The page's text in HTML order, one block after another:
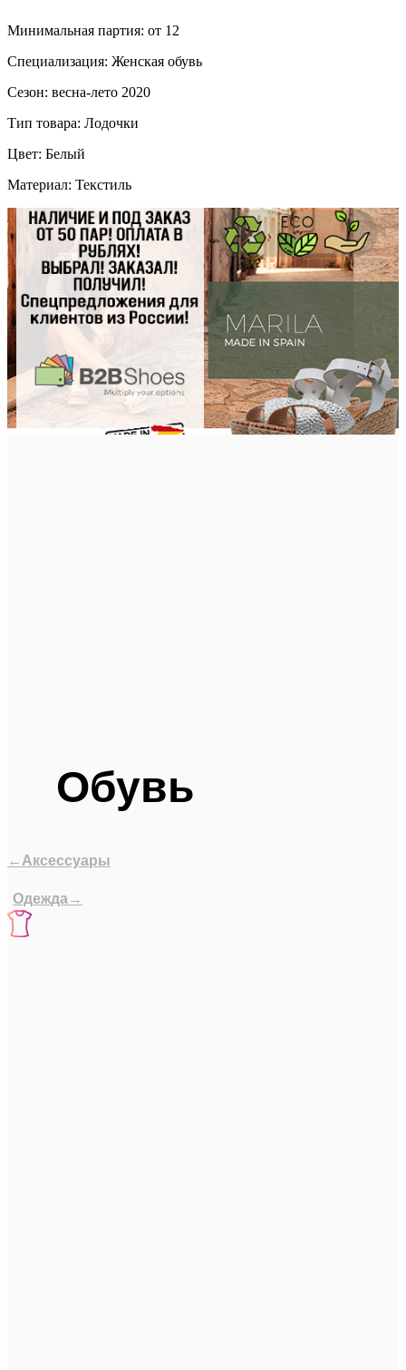
Минимальная партия: от 12
Специализация: Женская обувь
Сезон: весна-лето 2020
Тип товара: Лодочки
Цвет: Белый
Материал: Текстиль
Обувь
←Аксессуары
Одежда→